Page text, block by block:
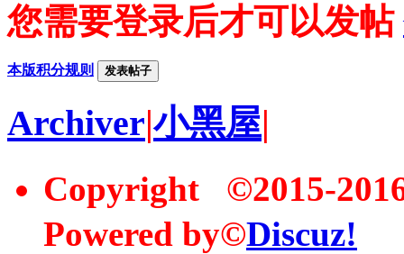
您需要登录后才可以发帖
本版积分规则 发表帖子
Archiver|小黑屋|
Copyright ©2015-
Powered by©Discuz!